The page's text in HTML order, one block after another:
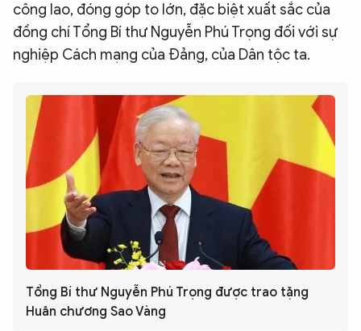
công lao, đóng góp to lớn, đặc biệt xuất sắc của
đồng chí Tổng Bí thư Nguyễn Phú Trọng đối với sự
nghiệp Cách mạng của Đảng, của Dân tộc ta.
Tổng Bí thư Nguyễn Phú Trọng được trao tặng
Huân chương Sao Vàng